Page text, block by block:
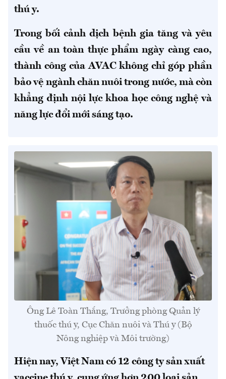
thú y.
Trong bối cảnh dịch bệnh gia tăng và yêu
cầu về an toàn thực phẩm ngày càng cao,
thành công của AVAC không chỉ góp phần
bảo vệ ngành chăn nuôi trong nước, mà còn
khẳng định nội lực khoa học công nghệ và
năng lực đổi mới sáng tạo.
Ông Lê Toàn Thắng, Trưởng phòng Quản lý
thuốc thú y, Cục Chăn nuôi và Thú y (Bộ
Nông nghiệp và Môi trường)
Hiện nay, Việt Nam có 12 công ty sản xuất